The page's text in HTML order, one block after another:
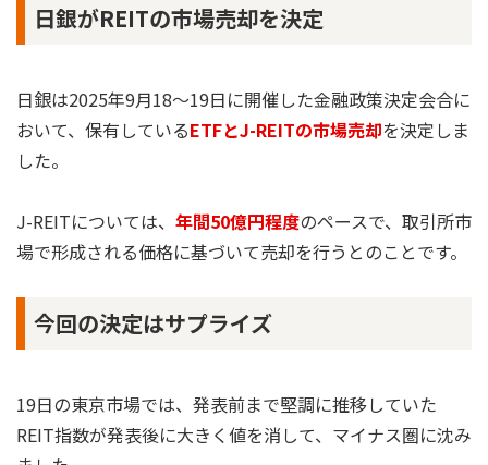
日銀がREITの市場売却を決定
日銀は2025年9月18～19日に開催した金融政策決定会合に
おいて、保有しているETFとJ-REITの市場売却を決定しま
した。
J-REITについては、 年間50億円程度のペースで、取引所市
場で形成される価格に基づいて売却を行うとのことです。
今回の決定はサプライズ
19日の東京市場では、発表前まで堅調に推移していた
REIT指数が発表後に大きく値を消して、マイナス圏に沈み